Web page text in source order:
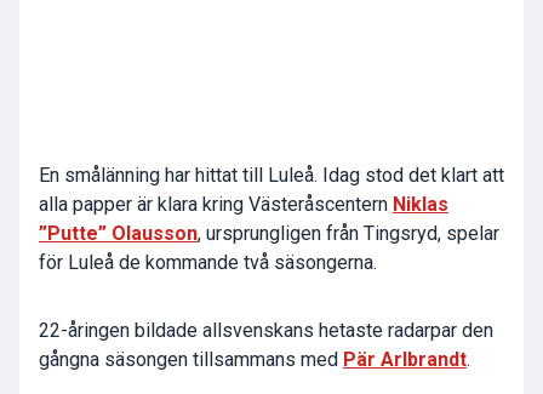
En smålänning har hittat till Luleå. Idag stod det klart att
alla papper är klara kring Västeråscentern Niklas
”Putte” Olausson, ursprungligen från Tingsryd, spelar
för Luleå de kommande två säsongerna.
22-åringen bildade allsvenskans hetaste radarpar den
gångna säsongen tillsammans med Pär Arlbrandt.